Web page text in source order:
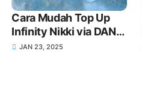
Cara Mudah Top Up
Infinity Nikki via DANA
untuk Koleksi Outfit
JAN 23, 2025